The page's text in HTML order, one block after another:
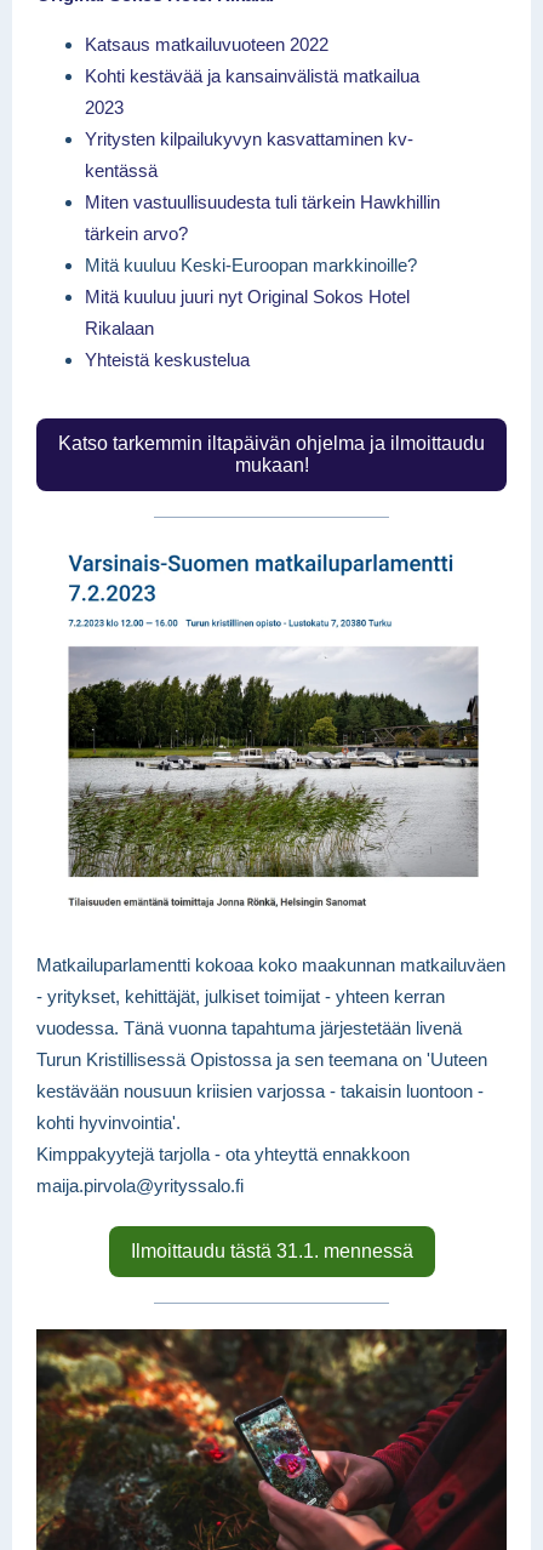
Katsaus matkailuvuoteen 2022
Kohti kestävää ja kansainvälistä matkailua
2023
Yritysten kilpailukyvyn kasvattaminen kv-
kentässä
Miten vastuullisuudesta tuli tärkein Hawkhillin
tärkein arvo?
Mitä kuuluu Keski-Euroopan markkinoille?
Mitä kuuluu juuri nyt Original Sokos Hotel
Rikalaan
Yhteistä keskustelua
Katso tarkemmin iltapäivän ohjelma ja ilmoittaudu
mukaan!
Matkailuparlamentti kokoaa koko maakunnan matkailuväen
- yritykset, kehittäjät, julkiset toimijat - yhteen kerran
vuodessa. Tänä vuonna tapahtuma järjestetään livenä
Turun Kristillisessä Opistossa ja sen teemana on 'Uuteen
kestävään nousuun kriisien varjossa - takaisin luontoon -
kohti hyvinvointia'.
Kimppakyytejä tarjolla - ota yhteyttä ennakkoon
maija.pirvola@yrityssalo.fi
Ilmoittaudu tästä 31.1. mennessä